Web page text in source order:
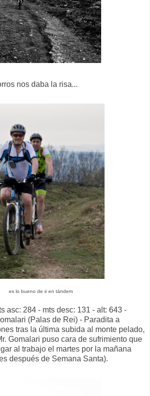
nos daba la risa...
es lo bueno de ir en tándem
asc: 284 - mts desc: 131 - alt: 643 -
(Palas de Rei) - Paradita a
tras la última subida al monte pelado,
Gomalari puso cara de sufrimiento que
al trabajo el martes por la mañana
después de Semana Santa).